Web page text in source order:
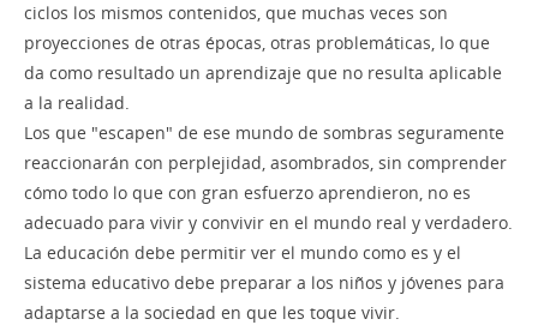
ciclos los mismos contenidos, que muchas veces son
proyecciones de otras épocas, otras problemáticas, lo que
da como resultado un aprendizaje que no resulta aplicable
a la realidad.
Los que "escapen" de ese mundo de sombras seguramente
reaccionarán con perplejidad, asombrados, sin comprender
cómo todo lo que con gran esfuerzo aprendieron, no es
adecuado para vivir y convivir en el mundo real y verdadero.
La educación debe permitir ver el mundo como es y el
sistema educativo debe preparar a los niños y jóvenes para
adaptarse a la sociedad en que les toque vivir.